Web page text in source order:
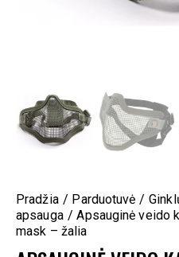
Pradžia Parduotuvė
apsauga
Apsauginė veido
mask – žalia